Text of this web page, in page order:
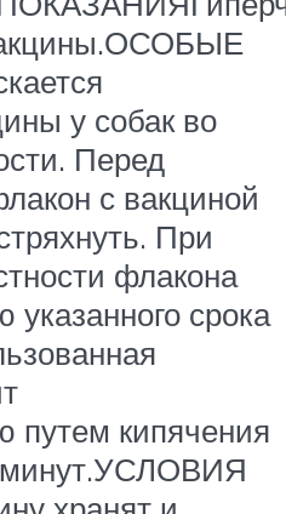
у собак во
Перед
с вакциной
При
флакона
срока
путем кипячения
минут.УСЛОВИЯ